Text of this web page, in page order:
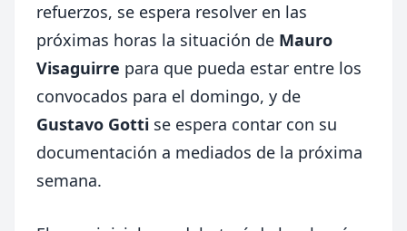
refuerzos, se espera resolver en las
próximas horas la situación de Mauro
Visaguirre para que pueda estar entre los
convocados para el domingo, y de
Gustavo Gotti se espera contar con su
documentación a mediados de la próxima
semana.